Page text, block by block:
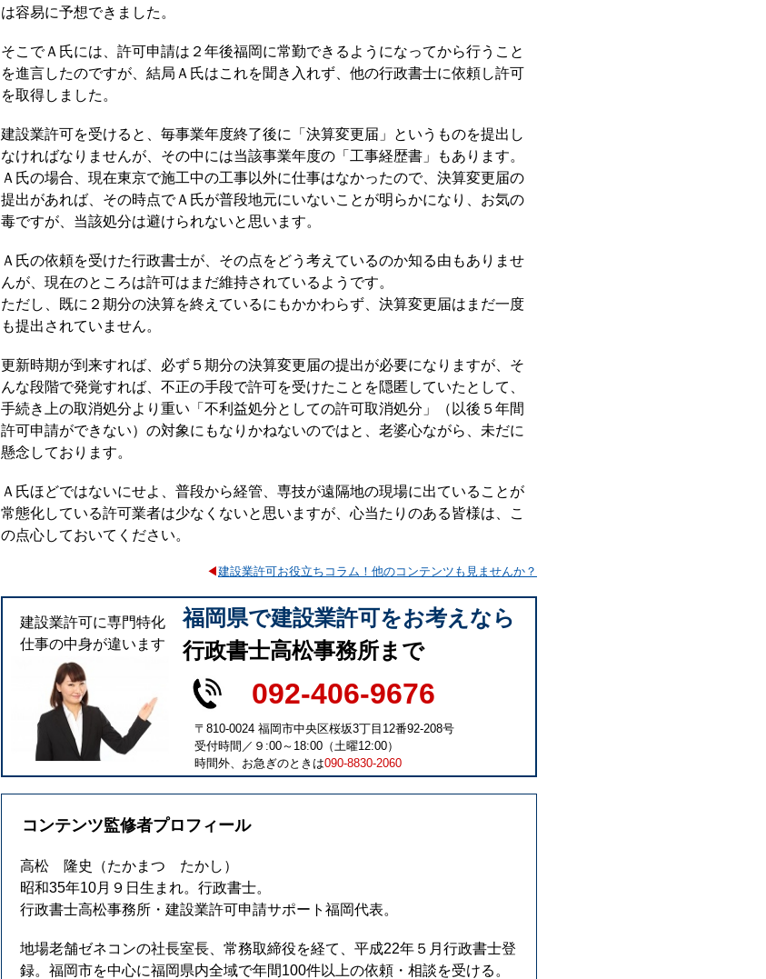
は容易に予想できました。
そこでＡ氏には、許可申請は２年後福岡に常勤できるようになってから行うこと
を進言したのですが、結局Ａ氏はこれを聞き入れず、他の行政書士に依頼し許可
を取得しました。
建設業許可を受けると、毎事業年度終了後に「決算変更届」というものを提出し
なければなりませんが、その中には当該事業年度の「工事経歴書」もあります。
Ａ氏の場合、現在東京で施工中の工事以外に仕事はなかったので、決算変更届の
提出があれば、その時点でＡ氏が普段地元にいないことが明らかになり、お気の
毒ですが、当該処分は避けられないと思います。
Ａ氏の依頼を受けた行政書士が、その点をどう考えているのか知る由もありませ
んが、現在のところは許可はまだ維持されているようです。
ただし、既に２期分の決算を終えているにもかかわらず、決算変更届はまだ一度
も提出されていません。
更新時期が到来すれば、必ず５期分の決算変更届の提出が必要になりますが、そ
んな段階で発覚すれば、不正の手段で許可を受けたことを隠匿していたとして、
手続き上の取消処分より重い「不利益処分としての許可取消処分」（以後５年間
許可申請ができない）の対象にもなりかねないのではと、老婆心ながら、未だに
懸念しております。
Ａ氏ほどではないにせよ、普段から経管、専技が遠隔地の現場に出ていることが
常態化している許可業者は少なくないと思いますが、心当たりのある皆様は、こ
の点心しておいてください。
◀建設業許可お役立ちコラム！他のコンテンツも見ませんか？
建設業許可に専門特化
仕事の中身が違います
福岡県で建設業許可をお考えなら
行政書士高松事務所まで
092-406-9676
〒810-0024 福岡市中央区桜坂3丁目12番92-208号
受付時間／９:00～18:00（土曜12:00）
時間外、お急ぎのときは090-8830-2060
コンテンツ監修者プロフィール
高松 隆史
（たかまつ たかし）
昭和35年10月９日生まれ。行政書士。
行政書士高松事務所・建設業許可申請サポート福岡代表。
地場老舗ゼネコンの社長室長、常務取締役を経て、平成22年５月行政書士登
録。福岡市を中心に福岡県内全域で年間100件以上の依頼・相談を受ける。